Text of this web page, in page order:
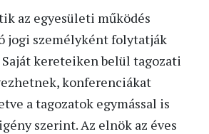
az egyesületi működés
jogi személyként folytatják
kereteiken belül tagozati
konferenciákat
a tagozatok egymással is
szerint. Az elnök az éves